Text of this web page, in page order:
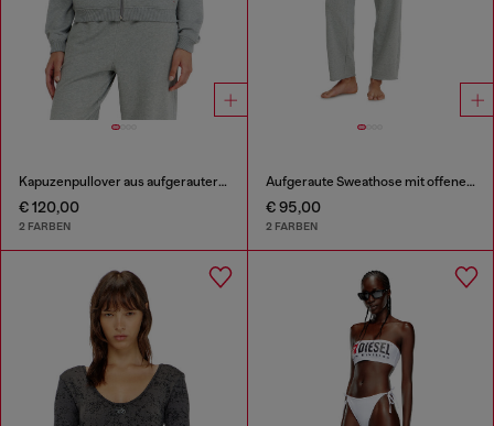
Kapuzenpullover aus aufgerauter Baumwollmischung
€ 120,00
2 FARBEN
Aufgeraute Sweathose mit offenen Säumen
€ 95,00
2 FARBEN